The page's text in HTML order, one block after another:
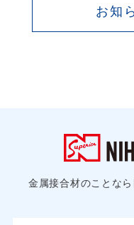
お知
金属接合材のことな